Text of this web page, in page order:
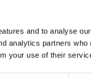
and to analyse
analytics partners
your use of their
di